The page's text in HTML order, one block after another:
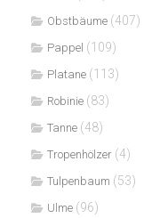
Obstbäume (407)
Pappel (109)
Platane (113)
Robinie (83)
Tanne (48)
Tropenhölzer (4)
Tulpenbaum (53)
Ulme (96)